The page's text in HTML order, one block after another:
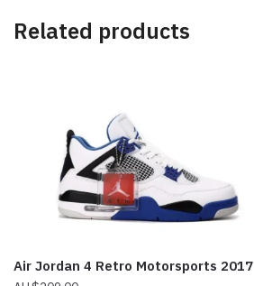
Related products
Air Jordan 4 Retro Motorsports 2017